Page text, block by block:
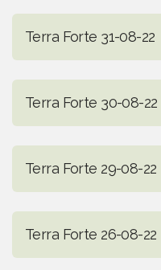
Terra Forte 31-08-22
Terra Forte 30-08-22
Terra Forte 29-08-22
Terra Forte 26-08-22